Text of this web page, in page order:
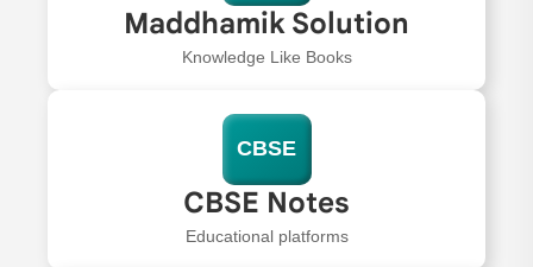
Maddhamik Solution
Knowledge Like Books
CBSE
CBSE Notes
Educational platforms